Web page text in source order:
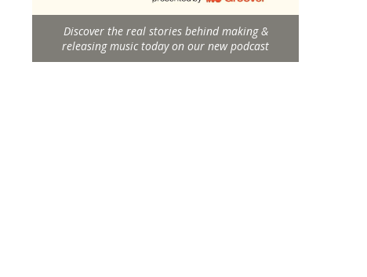
Discover the real stories behind making &
releasing music today on our new podcast